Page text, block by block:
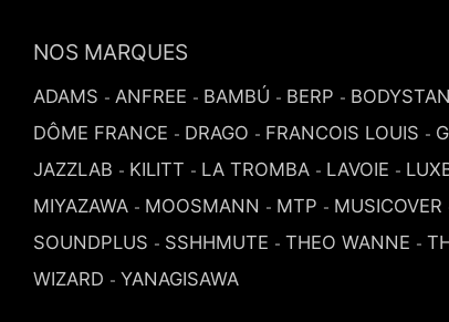
NOS MARQUES
ADAMS - ANFREE - BAMBÚ - BERP -
DÔME FRANCE - DRAGO - FRANCOIS LOUIS -
JAZZLAB - KILITT - LA TROMBA - LAVOIE -
MIYAZAWA - MOOSMANN - MTP - MUSICOVER
SOUNDPLUS - SSHHMUTE - THEO WANNE -
WIZARD - YANAGISAWA